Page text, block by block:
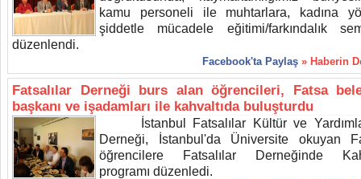
kamu personeli ile muhtarlara, kadına
şiddetle mücadele eğitimi/farkındalık
düzenlendi.
Facebook'ta Paylaş » Haberin
Fatsalılar Derneği burs alan öğrencileri, Fatsa
başkanı ve işadamları ile kahvaltıda buluşturdu
İstanbul Fatsalılar Kültür ve
Derneği, İstanbul'da Üniversite okuyan
öğrencilere Fatsalılar Derneğinde
programı düzenledi.